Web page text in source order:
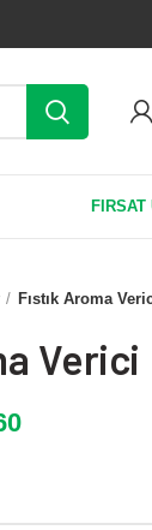
FIRSAT
Fıstık Aroma
Verici
Fiyat
-